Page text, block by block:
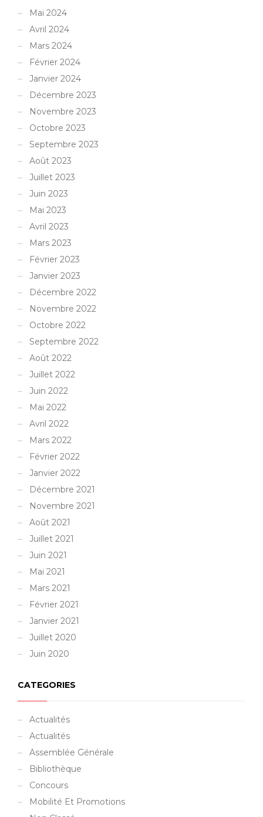
Mai 2024
Avril 2024
Mars 2024
Février 2024
Janvier 2024
Décembre 2023
Novembre 2023
Octobre 2023
Septembre 2023
Août 2023
Juillet 2023
Juin 2023
Mai 2023
Avril 2023
Mars 2023
Février 2023
Janvier 2023
Décembre 2022
Novembre 2022
Octobre 2022
Septembre 2022
Août 2022
Juillet 2022
Juin 2022
Mai 2022
Avril 2022
Mars 2022
Février 2022
Janvier 2022
Décembre 2021
Novembre 2021
Août 2021
Juillet 2021
Juin 2021
Mai 2021
Mars 2021
Février 2021
Janvier 2021
Juillet 2020
Juin 2020
CATEGORIES
Actualités
Actualités
Assemblée Générale
Bibliothèque
Concours
Mobilité Et Promotions